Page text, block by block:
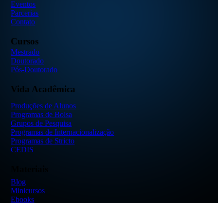
Eventos
Parcerias
Contato
Cursos
Mestrado
Doutorado
Pós-Doutorado
Vida Acadêmica
Produções de Alunos
Programas de Bolsa
Grupos de Pesquisa
Programas de Internacionalização
Programas de Stricto
CEDIS
Blog
Minicursos
Ebooks